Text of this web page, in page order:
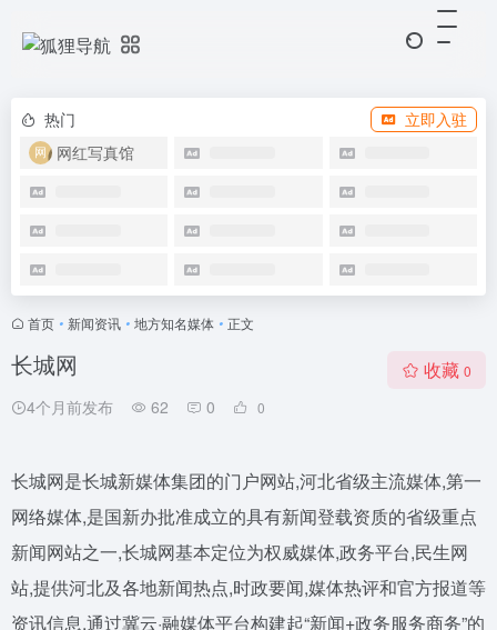
热门
立即入驻
网红写真馆
首页 • 新闻资讯 • 地方知名媒体 • 正文
长城网
4个月前发布 62 0 0
收藏 0
长城网是长城新媒体集团的门户网站,河北省级主流媒体,第一
网络媒体,是国新办批准成立的具有新闻登载资质的省级重点
新闻网站之一,长城网基本定位为权威媒体,政务平台,民生网
站,提供河北及各地新闻热点,时政要闻,媒体热评和官方报道等
资讯信息,通过冀云·融媒体平台构建起“新闻+政务服务商务”的